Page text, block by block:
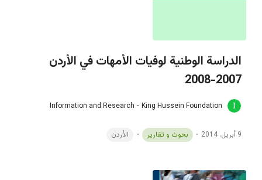
الدراسة الوطنية لوفيات الأمهات في الأردن
2007-2008
Information and Research - King Hussein Foundation
9 أبريل، 2014 بحوث و تقارير الأردن